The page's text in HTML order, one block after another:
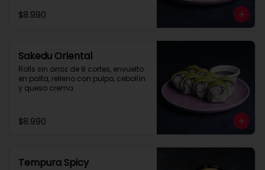
$8.990
Sakedu Oriental
Rolls sin arroz de 8 cortes, envuelto
en palta, relleno con pulpo, cebollín
y queso crema.
$8.990
Tempura Spicy